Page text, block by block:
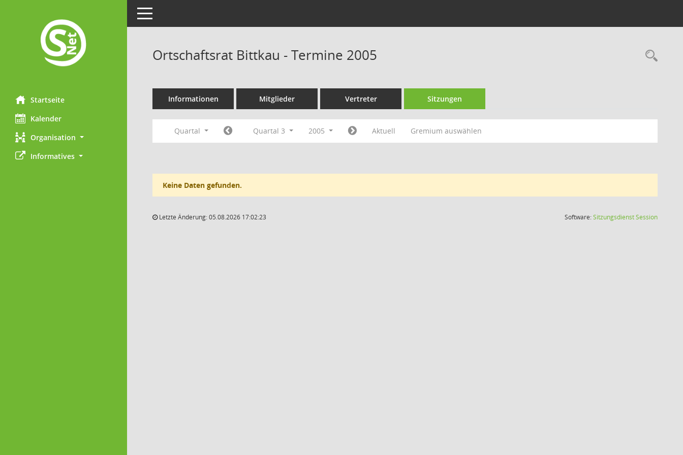
Startseite
Kalender
Organisation
Informatives
Toggle navigation
Ortschaftsrat Bittkau - Termine 2005
Informationen Mitglieder Vertreter Sitzungen
Quartal Quartal 3 2005 Aktuell Gremium auswählen
Keine Daten gefunden.
Letzte Änderung: 05.08.2026 17:02:23 Software:SitzungsdienstSession(Wird in